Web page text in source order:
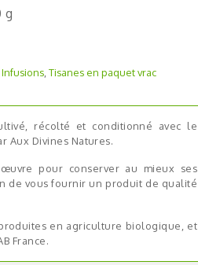
g
,Tisanes en paquet vrac
récolté et conditionné avec le
Aux Divines Natures.
pour conserver au mieux ses
de vous fournir un produit de qualité
en agriculture biologique, et
France.